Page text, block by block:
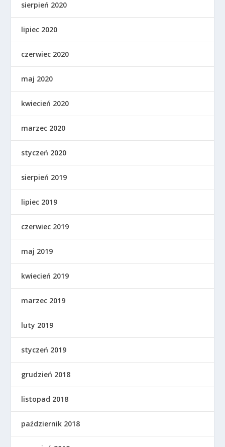
sierpień 2020
lipiec 2020
czerwiec 2020
maj 2020
kwiecień 2020
marzec 2020
styczeń 2020
sierpień 2019
lipiec 2019
czerwiec 2019
maj 2019
kwiecień 2019
marzec 2019
luty 2019
styczeń 2019
grudzień 2018
listopad 2018
październik 2018